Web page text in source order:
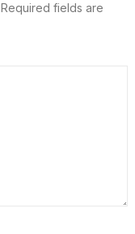
Required fields are